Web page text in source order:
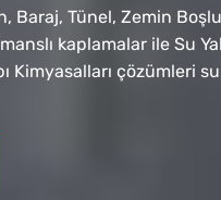
Baraj, Tünel, Zemin
kaplamalar ile Su
Kimyasalları çözümleri